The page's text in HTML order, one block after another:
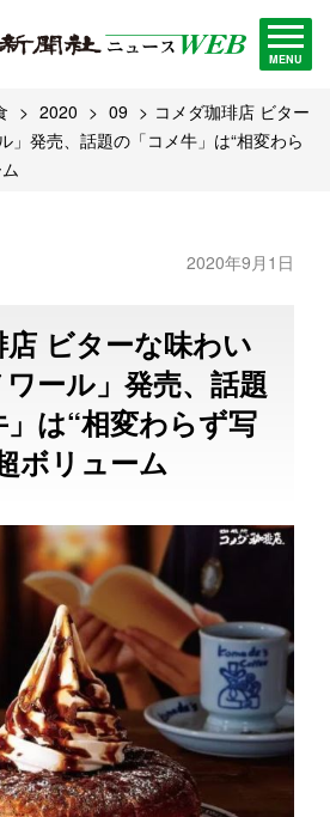
MENU
2020 09
コメダ珈琲店 ビター
」発売、話題の「コメ牛」は“相変わら
2020年9月1日
ビターな味わい
ール」発売、話題
は“相変わらず写
ボリューム